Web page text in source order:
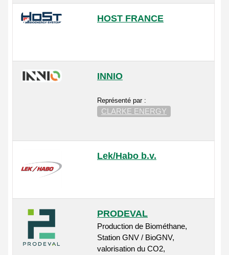
HOST FRANCE
INNIO
Représenté par :
CLARKE ENERGY
Lek/Habo b.v.
PRODEVAL
Production de Biométhane,
Station GNV / BioGNV,
valorisation du CO2,